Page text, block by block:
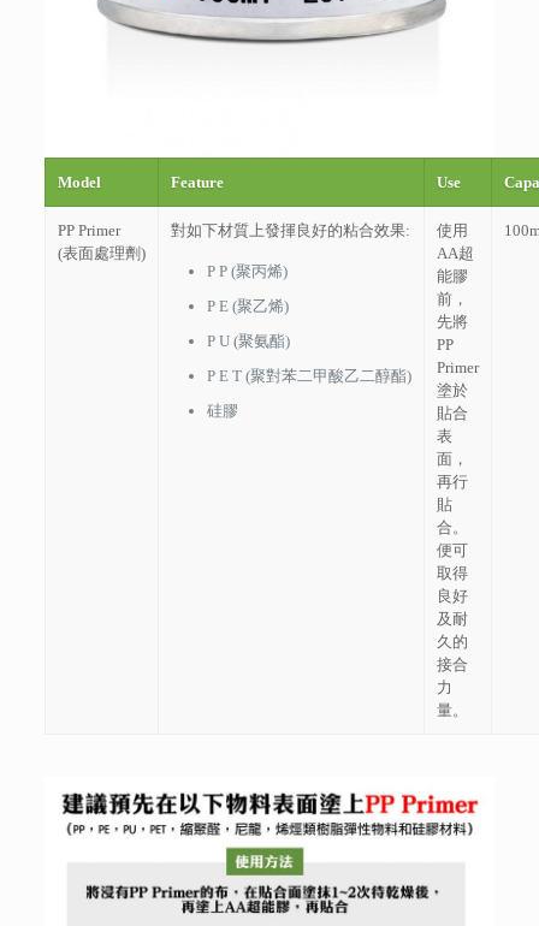
Model Feature Use
PP Primer
(表面處理劑)
對如下材質上發揮良好的粘合效果:
P P (聚丙烯)
P E (聚乙烯)
P U (聚氨酯)
P E T (聚對苯二甲酸乙二醇酯)
硅膠
使用
AA超
能膠
前，
先將
PP
Primer
塗於
貼合
表
面，
再行
貼
合。
便可
取得
良好
及耐
久的
接合
力
量。